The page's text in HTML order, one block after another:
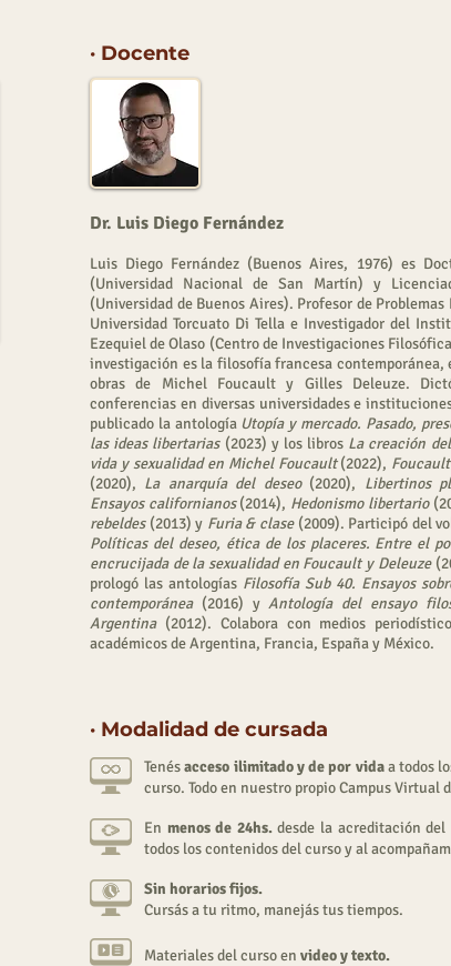
· Docente
Dr. Luis Diego Fernández
Luis Diego Fernández (Buenos Aires, 1976) es
(Universidad Nacional de San Martín) y
(Universidad de Buenos Aires). Profesor de
Universidad Torcuato Di Tella e Investigador del
Ezequiel de Olaso (Centro de Investigaciones
investigación es la filosofía francesa contemporánea,
obras de Michel Foucault y Gilles Deleuze.
conferencias en diversas universidades e
publicado la antología Utopía y mercado. Pasado,
las ideas libertarias(2023) y los libros La creación
vida y sexualidad en Michel Foucault(2022),
(2020), La anarquía del deseo(2020), Libertinos
Ensayos californianos(2014), Hedonismo libertario
rebeldes(2013) y Furia & clase(2009). Participó del
Políticas del deseo, ética de los placeres. Entre el
encrucijada de la sexualidad en Foucault y Deleuze
prologó las antologías Filosofía Sub 40. Ensayos
contemporánea(2016) yAntología del ensayo
Argentina(2012). Colabora con medios
académicos de Argentina, Francia, España y México.
· Modalidad de cursada
Tenésacceso ilimitado y de por vidaa todos
curso. Todo en nuestro propio Campus Virtual
En menos de 24hs.desde la acreditación del
todos los contenidos del curso y al
Sin horarios fijos.
Cursás a tu ritmo, manejás tus tiempos.
Materiales del curso en video y texto.